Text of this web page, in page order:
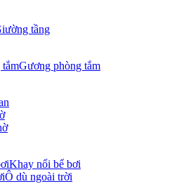
tầng
Gương phòng tắm
Khay nổi bể bơi
Ô dù ngoài trời